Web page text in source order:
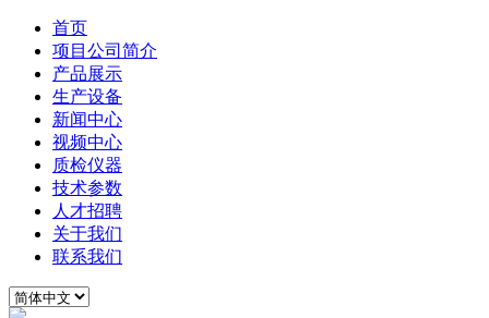
首页
项目公司简介
产品展示
生产设备
新闻中心
视频中心
质检仪器
技术参数
人才招聘
关于我们
联系我们